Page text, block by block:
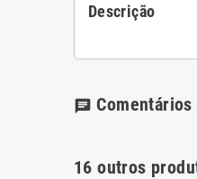
Descrição
chat Comentários
16 outros